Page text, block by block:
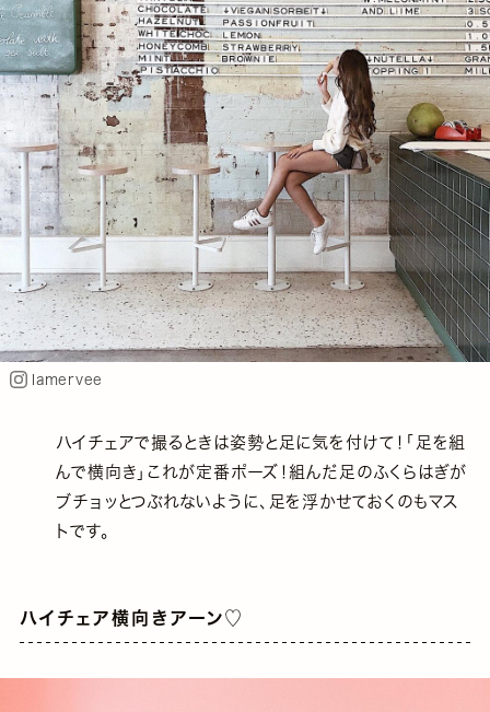
lamervee
ハイチェアで撮るときは姿勢と足に気を付けて！「足を組
んで横向き」これが定番ポーズ！組んだ足のふくらはぎが
ブチョッとつぶれないように、足を浮かせておくのもマス
トです。
ハイチェア横向きアーン♡